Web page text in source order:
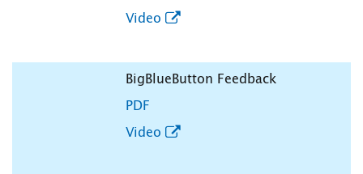
Video
BigBlueButton Feedback
PDF
Video